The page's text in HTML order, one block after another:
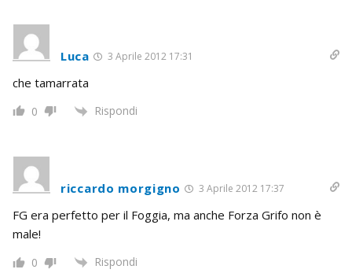
Luca 3 Aprile 2012 17:31
che tamarrata
0 Rispondi
riccardo morgigno 3 Aprile 2012 17:37
FG era perfetto per il Foggia, ma anche Forza Grifo non è
male!
0 Rispondi